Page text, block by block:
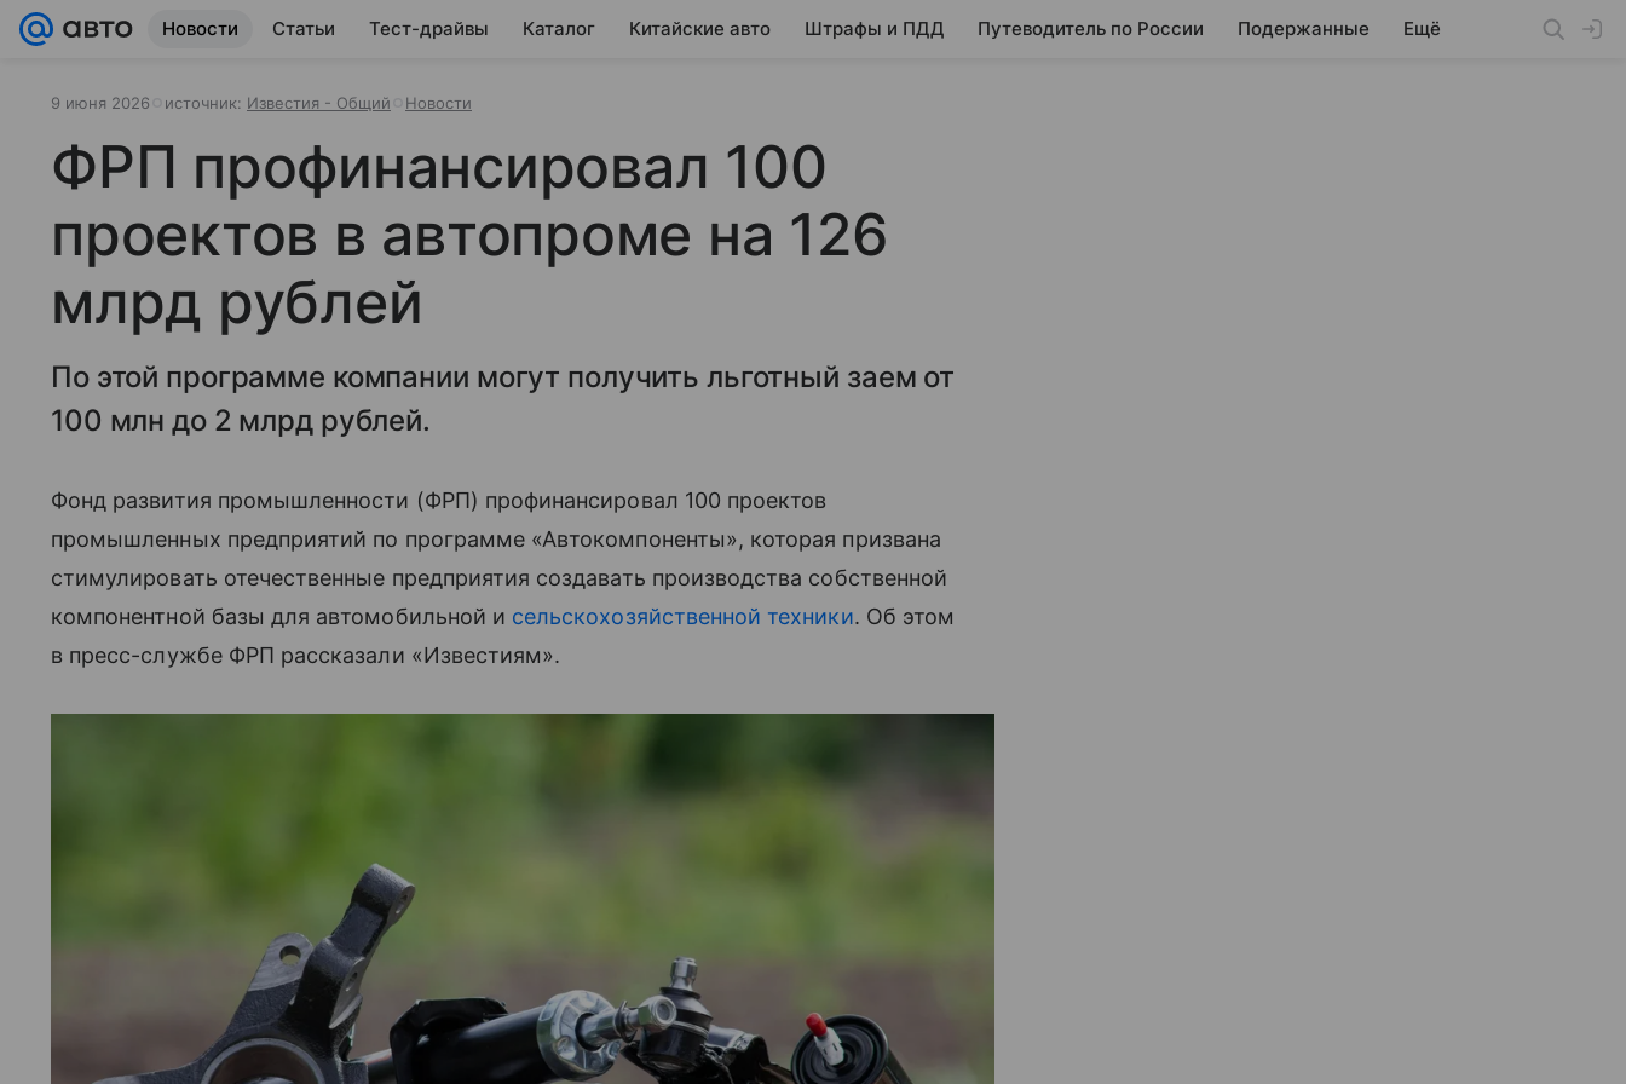
Новости Статьи Тест-драйвы Каталог Китайские авто Штрафы и ПДД Путеводитель по России Подержанные Ещё
9 июня 2026 источник: Известия - Общий Новости
ФРП профинансировал 100
проектов в автопроме на 126
млрд рублей
По этой программе компании могут получить льготный заем от
100 млн до 2 млрд рублей.
Фонд развития промышленности (ФРП) профинансировал 100 проектов
промышленных предприятий по программе «Автокомпоненты», которая призвана
стимулировать отечественные предприятия создавать производства собственной
компонентной базы для автомобильной и сельскохозяйственной техники. Об этом
в пресс-службе ФРП рассказали «Известиям».